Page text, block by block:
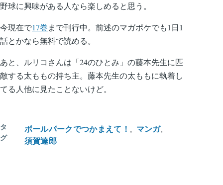
野球に興味がある人なら楽しめると思う。
今現在で17巻まで刊行中。前述のマガポケでも1日1
話とかなら無料で読める。
あと、ルリコさんは「24のひとみ」の藤本先生に匹
敵する太ももの持ち主。藤本先生の太ももに執着し
てる人他に見たことないけど。
タ
グ
ボールパークでつかまえて！
マンガ
須賀達郎